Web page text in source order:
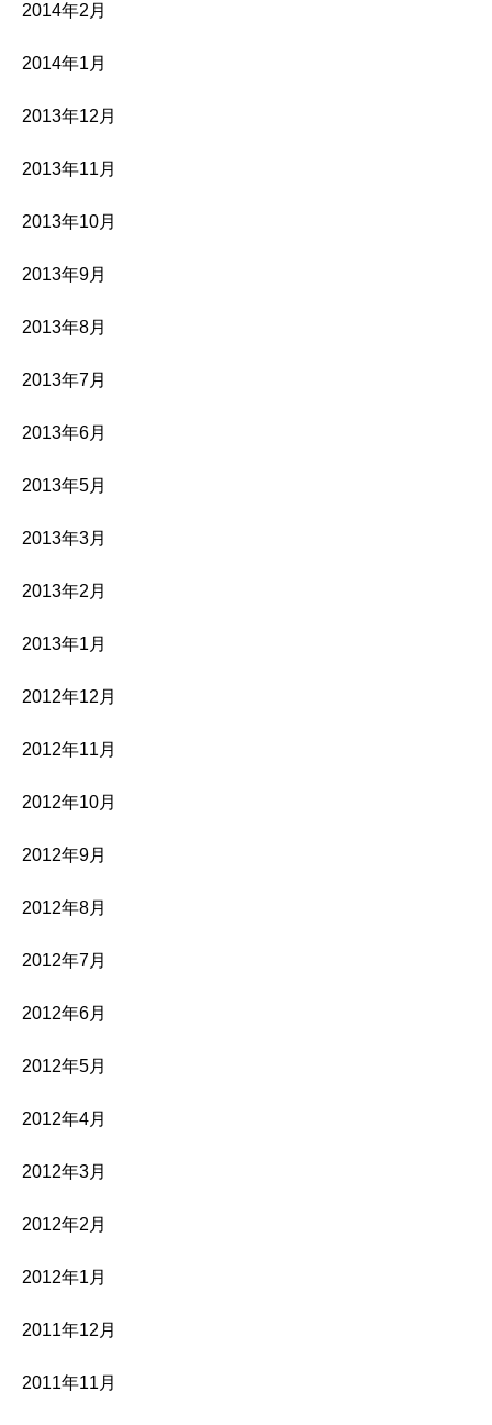
2014年2月
2014年1月
2013年12月
2013年11月
2013年10月
2013年9月
2013年8月
2013年7月
2013年6月
2013年5月
2013年3月
2013年2月
2013年1月
2012年12月
2012年11月
2012年10月
2012年9月
2012年8月
2012年7月
2012年6月
2012年5月
2012年4月
2012年3月
2012年2月
2012年1月
2011年12月
2011年11月